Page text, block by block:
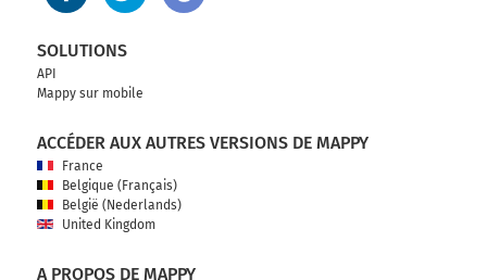
SOLUTIONS
API
Mappy sur mobile
ACCÉDER AUX AUTRES VERSIONS DE MAPPY
France
Belgique (Français)
België (Nederlands)
United Kingdom
A PROPOS DE MAPPY